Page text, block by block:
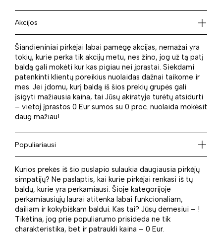
Akcijos
Šiandieniniai pirkėjai labai pamėgę akcijas, nemažai yra
tokių, kurie perka tik akcijų metu, nes žino, jog už tą patį
baldą gali mokėti kur kas pigiau nei įprastai. Siekdami
patenkinti klientų poreikius nuolaidas dažnai taikome ir
mes. Jei įdomu, kurį baldą iš šios prekių grupės gali
įsigyti mažiausia kaina, tai Jūsų akiratyje turėtų atsidurti
– vietoj įprastos 0 Eur sumos su 0 proc. nuolaida mokėsit
daug mažiau!
Populiariausi
Kurios prekės iš šio puslapio sulaukia daugiausia pirkėjų
simpatijų? Ne paslaptis, kai kurie pirkėjai renkasi iš tų
baldų, kurie yra perkamiausi. Šioje kategorijoje
perkamiausiųjų laurai atitenka labai funkcionaliam,
dailiam ir kokybiškam baldui. Kas tai? Jūsų dėmesiui – !
Tikėtina, jog prie populiarumo prisideda ne tik
charakteristika, bet ir patraukli kaina – 0 Eur.